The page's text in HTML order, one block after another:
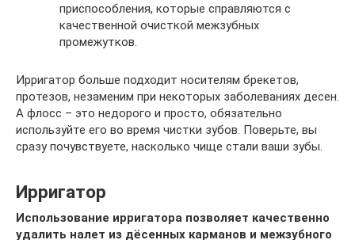
приспособления, которые справляются с
качественной очисткой межзубных
промежутков.
Ирригатор больше подходит носителям брекетов,
протезов, незаменим при некоторых заболеваниях десен.
А флосс – это недорого и просто, обязательно
используйте его во время чистки зубов. Поверьте, вы
сразу почувствуете, насколько чище стали ваши зубы.
Ирригатор
Использование ирригатора позволяет качественно
удалить налет из дёсенных карманов и межзубного